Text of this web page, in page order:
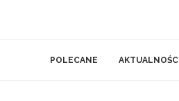
POLECANE AKTUALNOŚCI